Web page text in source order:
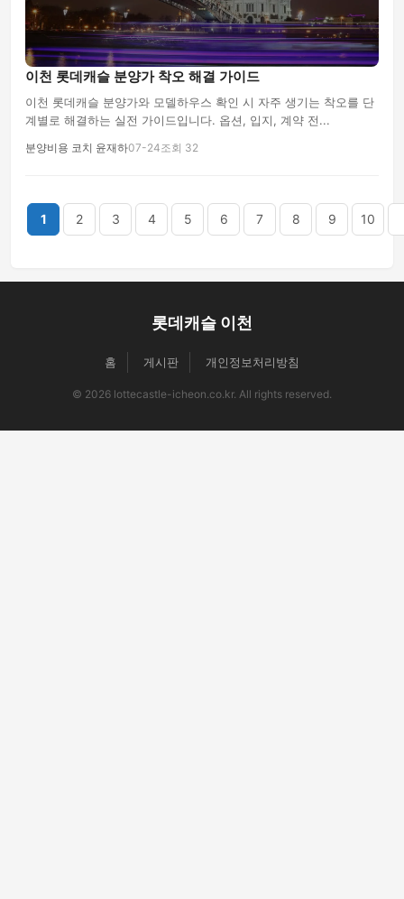
이천 롯데캐슬 분양가 착오 해결 가이드
이천 롯데캐슬 분양가와 모델하우스 확인 시 자주 생기는 착오를 단
계별로 해결하는 실전 가이드입니다. 옵션, 입지, 계약 전...
분양비용 코치 윤재하07-24조회 32
1 2 3 4 5 6 7 8 9 10
롯데캐슬 이천
홈 게시판 개인정보처리방침
© 2026 lottecastle-icheon.co.kr. All rights reserved.